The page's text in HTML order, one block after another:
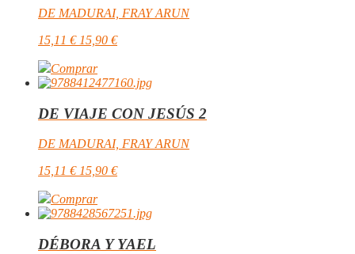
DE MADURAI, FRAY ARUN
15,11 € 15,90 €
Comprar
DE VIAJE CON JESÚS 2
DE MADURAI, FRAY ARUN
15,11 € 15,90 €
Comprar
DÉBORA Y YAEL